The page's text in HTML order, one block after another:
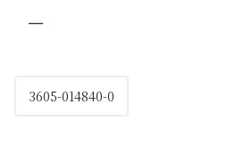
−
3605-014840-0